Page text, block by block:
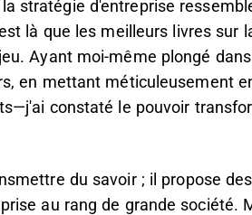
stratégie d'entreprise
là que les meilleurs livres sur
Ayant moi-même plongé
en mettant méticuleusement
constaté le pouvoir
du savoir ; il propose
au rang de grande société.